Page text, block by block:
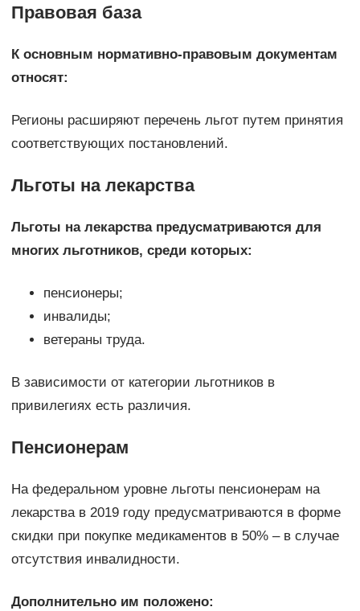
Правовая база
К основным нормативно-правовым документам
относят:
Регионы расширяют перечень льгот путем принятия
соответствующих постановлений.
Льготы на лекарства
Льготы на лекарства предусматриваются для
многих льготников, среди которых:
пенсионеры;
инвалиды;
ветераны труда.
В зависимости от категории льготников в
привилегиях есть различия.
Пенсионерам
На федеральном уровне льготы пенсионерам на
лекарства в 2019 году предусматриваются в форме
скидки при покупке медикаментов в 50% – в случае
отсутствия инвалидности.
Дополнительно им положено: